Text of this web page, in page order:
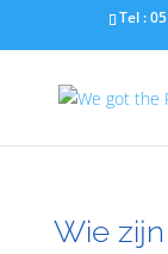
Tel :
Wie